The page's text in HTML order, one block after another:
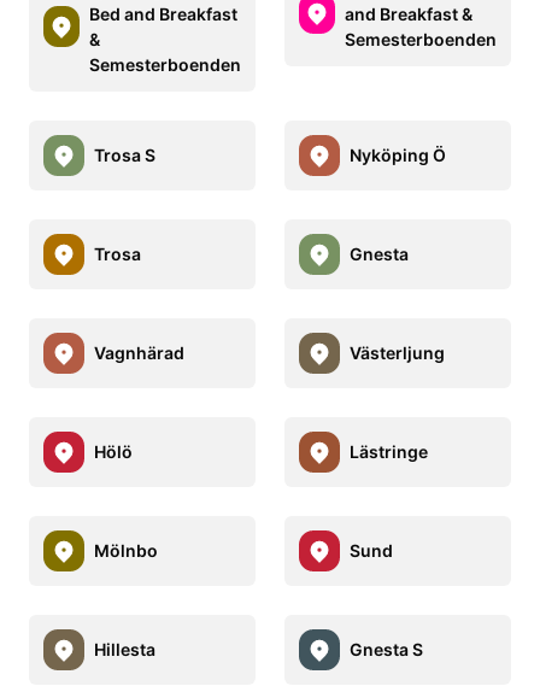
Bed and Breakfast
&
Semesterboenden
and Breakfast &
Semesterboenden
Trosa S Nyköping Ö
Trosa Gnesta
Vagnhärad Västerljung
Hölö Lästringe
Mölnbo Sund
Hillesta Gnesta S